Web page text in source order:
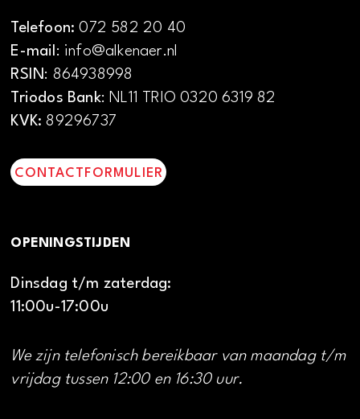
Telefoon:072 582 20 40
E-mail : info@alkenaer.nl
RSIN : 864938998
Triodos Bank: NL11 TRIO 0320 6319 82
KVK: 89296737
CONTACTFORMULIER
OPENINGSTIJDEN
Dinsdag t/m zaterdag:
11:00u-17:00u
We zijn telefonisch bereikbaar van maandag t/m
vrijdag tussen 12:00 en 16:30 uur.